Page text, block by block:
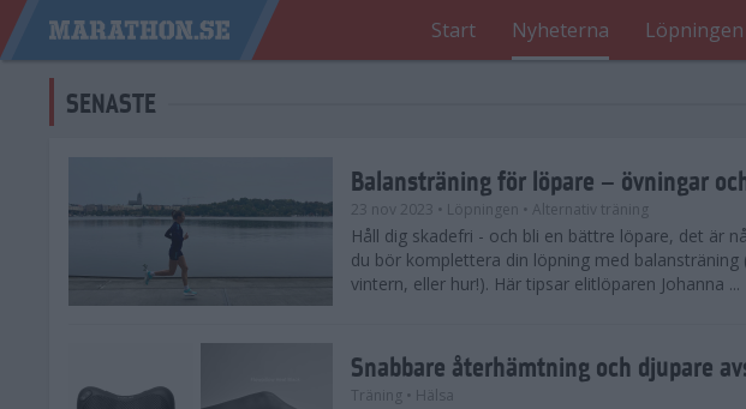
Start Nyheterna Löpningen
SENASTE
Balansträning för löpare – övningar
23 nov 2023 • Löpningen • Alternativ träning
Håll dig skadefri - och bli en bättre löpare, det är
du bör komplettera din löpning med balansträning
vintern, eller hur!). Här tipsar elitlöparen Johanna ...
Snabbare återhämtning och djupare
Träning • Hälsa